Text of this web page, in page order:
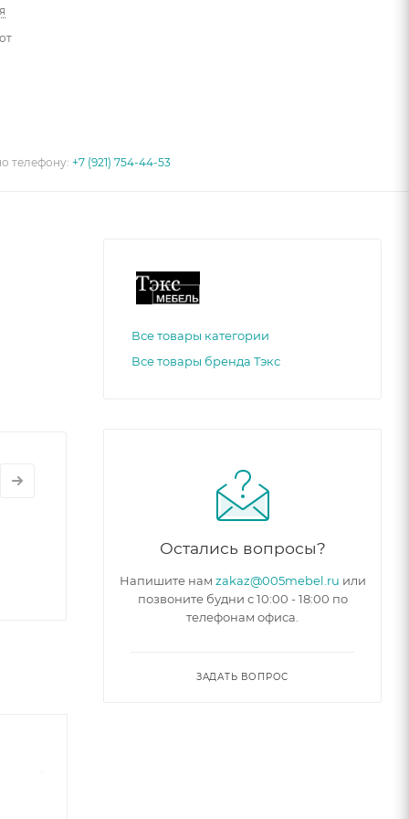
телефону:+7 (921) 754-44-53
Все товары категории
Все товары бренда Тэкс
Остались вопросы?
Напишите нам zakaz@005mebel.ru или
позвоните будни с 10:00 - 18:00 по
телефонам офиса.
ЗАДАТЬ ВОПРОС